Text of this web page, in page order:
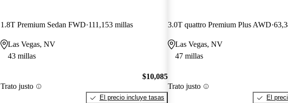
1.8T Premium Sedan FWD 111,153 millas
Las Vegas, NV
43 millas
Trato justo
$10,085
El precio incluye tasas
3.0T quattro Premium Plus AWD
Las Vegas, NV
47 millas
Trato justo
El